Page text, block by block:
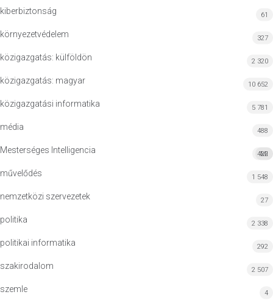
kiberbiztonság 61
környezetvédelem 327
közigazgatás: külföldön 2 320
közigazgatás: magyar 10 652
közigazgatási informatika 5 781
média 488
Mesterséges Intelligencia MI
422
művelődés 1 548
nemzetközi szervezetek 27
politika 2 338
politikai informatika 292
szakirodalom 2 507
szemle 4